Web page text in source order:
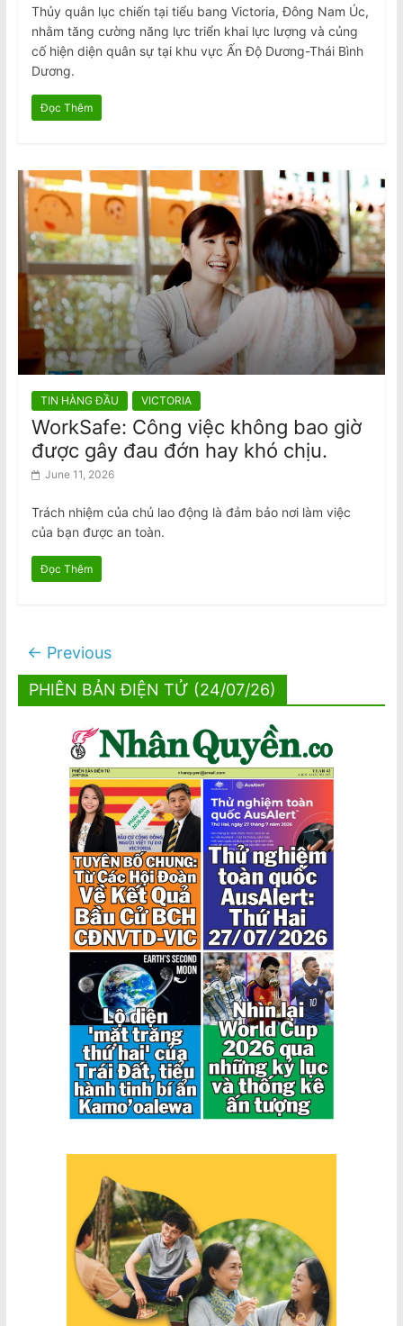
Thủy quân lục chiến tại tiểu bang Victoria, Đông Nam Úc,
nhằm tăng cường năng lực triển khai lực lượng và củng
cố hiện diện quân sự tại khu vực Ấn Độ Dương-Thái Bình
Dương.
Đọc Thêm
TIN HÀNG ĐẦU VICTORIA
WorkSafe: Công việc không bao giờ
được gây đau đớn hay khó chịu.
June 11, 2026
Trách nhiệm của chủ lao động là đảm bảo nơi làm việc
của bạn được an toàn.
Đọc Thêm
← Previous
PHIÊN BẢN ĐIỆN TỬ (24/07/26)